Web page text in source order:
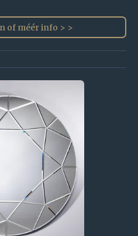
of méér info > >